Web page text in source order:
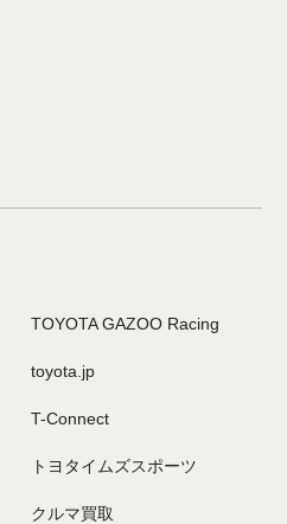
TOYOTA GAZOO Racing
toyota.jp
T-Connect
トヨタイムズスポーツ
クルマ買取